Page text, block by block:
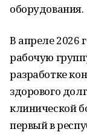
оборудования.
В апреле 2026
рабочую
разработке
здорового
клинической
первый в